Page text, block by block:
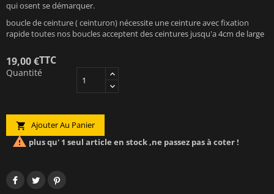
qui osent se démarquer.
boucle de ceinture ( ceinturon) nécessite une ceinture avec fixation
rapide toutes nos boucles acceptent des ceintures jusqu'a 4cm de large
19,00 €TTC
Quantité
 Ajouter Au Panier
 plus qu' 1 seul article en stock ,ne passez pas à coter !